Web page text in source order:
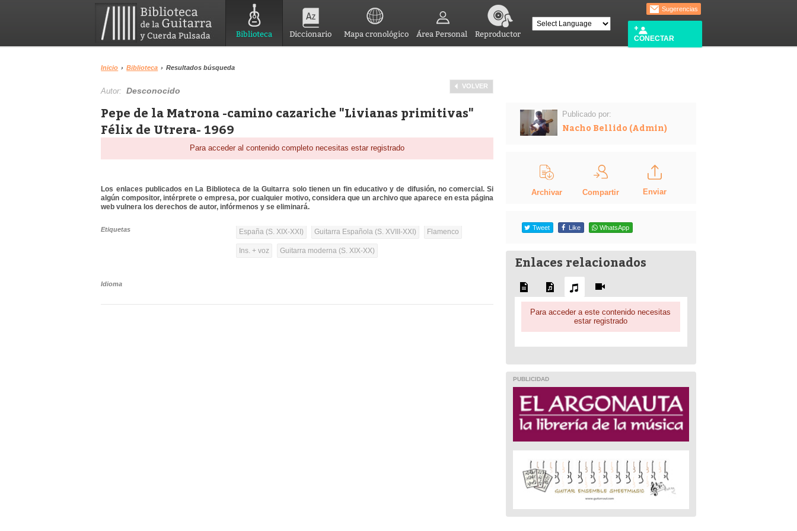
Biblioteca Diccionario Mapa cronológico Área Personal Reproductor
Sugerencias
CONECTAR
Inicio › Biblioteca › Resultados búsqueda
VOLVER
Autor:Desconocido
Pepe de la Matrona -camino cazariche "Livianas primitivas"
Félix de Utrera- 1969
Para acceder al contenido completo necesitas estar registrado
Los enlaces publicados en La Biblioteca de la Guitarra solo tienen un fin educativo y de difusión, no comercial. Si
algún compositor, intérprete o empresa, por cualquier motivo, considera que un archivo que aparece en esta página
web vulnera los derechos de autor, infórmenos y se eliminará.
Etiquetas España (S. XIX-XXI) Guitarra Española (S. XVIII-XXI) Flamenco
Ins. + voz Guitarra moderna (S. XIX-XX)
Idioma
Publicado por:
Nacho Bellido (Admin)
Archivar Compartir Enviar
Tweet Like WhatsApp
Enlaces relacionados
Para acceder a este contenido necesitas
estar registrado
PUBLICIDAD